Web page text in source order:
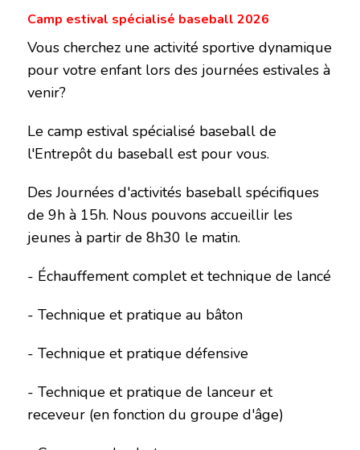
Camp estival spécialisé baseball 2026
Vous cherchez une activité sportive dynamique
pour votre enfant lors des journées estivales à
venir?
Le camp estival spécialisé baseball de
l'Entrepôt du baseball est pour vous.
Des Journées d'activités baseball spécifiques
de 9h à 15h. Nous pouvons accueillir les
jeunes à partir de 8h30 le matin.
- Échauffement complet et technique de lancé
- Technique et pratique au bâton
- Technique et pratique défensive
- Technique et pratique de lanceur et
receveur (en fonction du groupe d'âge)